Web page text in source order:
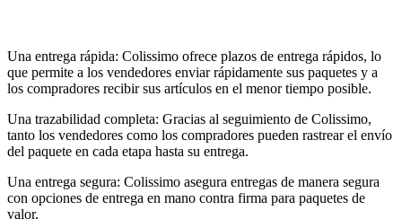
Una entrega rápida: Colissimo ofrece plazos de entrega rápidos, lo
que permite a los vendedores enviar rápidamente sus paquetes y a
los compradores recibir sus artículos en el menor tiempo posible.
Una trazabilidad completa: Gracias al seguimiento de Colissimo,
tanto los vendedores como los compradores pueden rastrear el envío
del paquete en cada etapa hasta su entrega.
Una entrega segura: Colissimo asegura entregas de manera segura
con opciones de entrega en mano contra firma para paquetes de
valor.